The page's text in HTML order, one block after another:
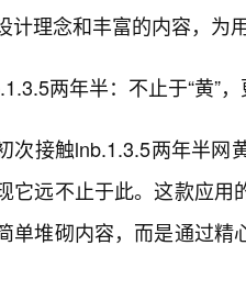
计理念和丰富的内容，为
两年半：不止于“黄”，
次接触lnb.1.3.5两年半网
它远不止于此。这款应
单堆砌内容，而是通过